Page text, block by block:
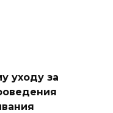
уходу за